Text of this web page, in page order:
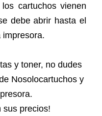
cartuchos vienen
debe abrir hasta el
impresora.
y toner, no dudes
Nosolocartuchos y
sus precios!